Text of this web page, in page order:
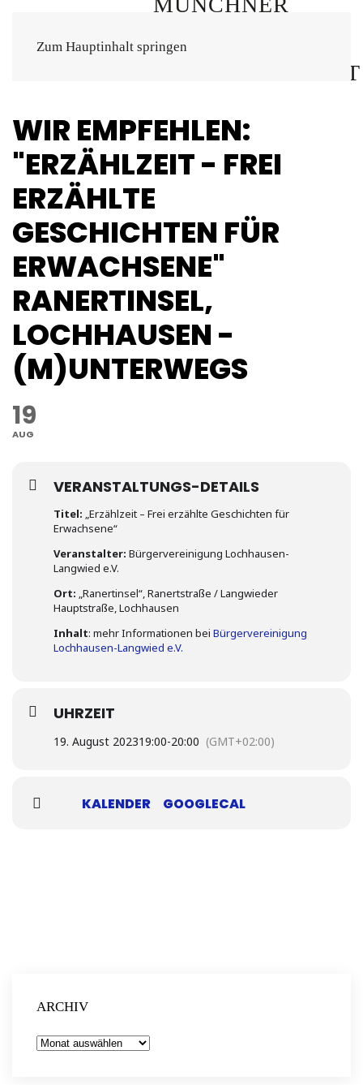
Zum Hauptinhalt springen
WIR EMPFEHLEN:
"ERZÄHLZEIT - FREI
ERZÄHLTE
GESCHICHTEN FÜR
ERWACHSENE"
RANERTINSEL,
LOCHHAUSEN -
(M)UNTERWEGS
19
AUG
VERANSTALTUNGS-DETAILS
Titel: „Erzählzeit – Frei erzählte Geschichten für
Erwachsene“
Veranstalter: Bürgervereinigung Lochhausen-
Langwied e.V.
Ort: „Ranertinsel“, Ranertstraße / Langwieder
Hauptstraße, Lochhausen
Inhalt: mehr Informationen bei Bürgervereinigung
Lochhausen-Langwied e.V.
UHRZEIT
19. August 202319:00-20:00 (GMT+02:00)
KALENDER GOOGLECAL
ARCHIV
Archiv